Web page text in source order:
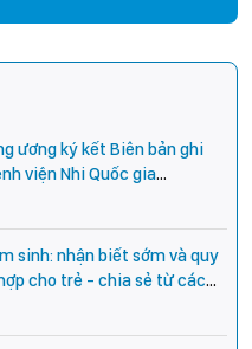
ương ký kết Biên bản ghi
viện Nhi Quốc gia
sinh: nhận biết sớm và quy
cho trẻ - chia sẻ từ các
của Bệnh Viện Nhi Trung